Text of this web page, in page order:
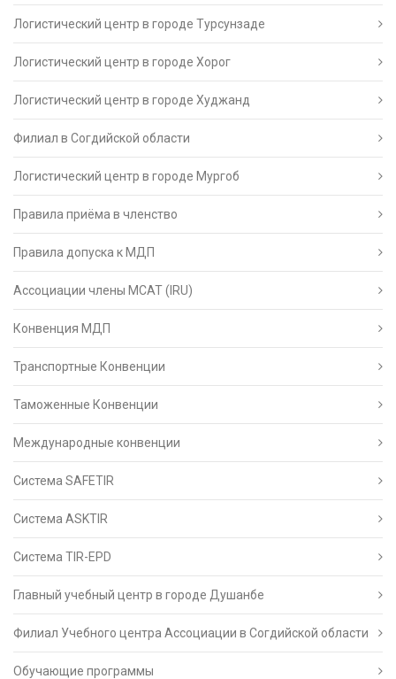
Логистический центр в городе Турсунзаде
Логистический центр в городе Хорог
Логистический центр в городе Худжанд
Филиал в Согдийской области
Логистический центр в городе Мургоб
Правила приёма в членство
Правила допуска к МДП
Ассоциации члены МСАТ (IRU)
Конвенция МДП
Транспортные Конвенции
Таможенные Конвенции
Международные конвенции
Система SAFETIR
Система ASKTIR
Система TIR-EPD
Главный учебный центр в городе Душанбе
Филиал Учебного центра Ассоциации в Согдийской области
Обучающие программы